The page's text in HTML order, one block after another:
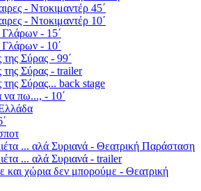
- Ντοκιμαντέρ 45΄
- Ντοκιμαντέρ 10΄
- 15΄
- 10΄
Σύρας - 99΄
Σύρας - trailer
Σύρας... back stage
να πω..., - 10΄
... αλά Συριανά - Θεατρική Παράσταση
... αλά Συριανά - trailer
και χώρια δεν μπορούμε - Θεατρική